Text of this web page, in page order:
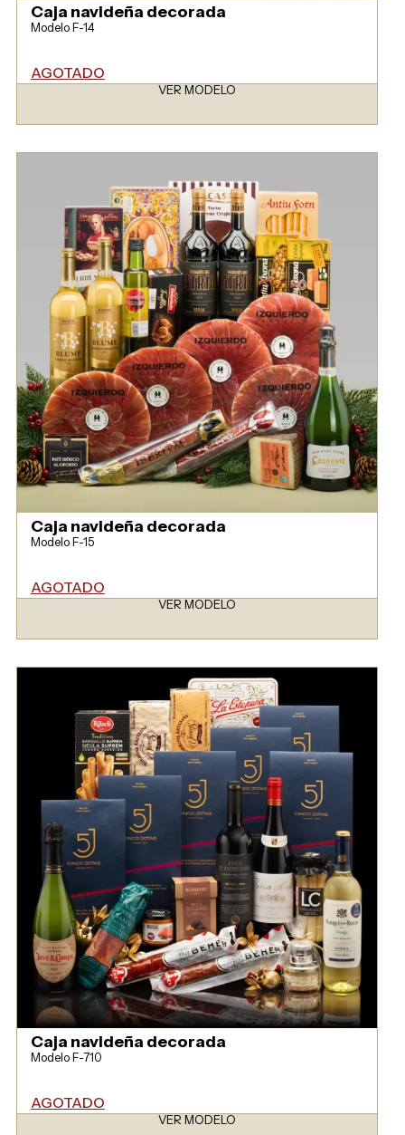
Caja navideña decorada
Modelo F-14
AGOTADO
VER MODELO
Caja navideña decorada
Modelo F-15
AGOTADO
VER MODELO
Caja navideña decorada
Modelo F-710
AGOTADO
VER MODELO